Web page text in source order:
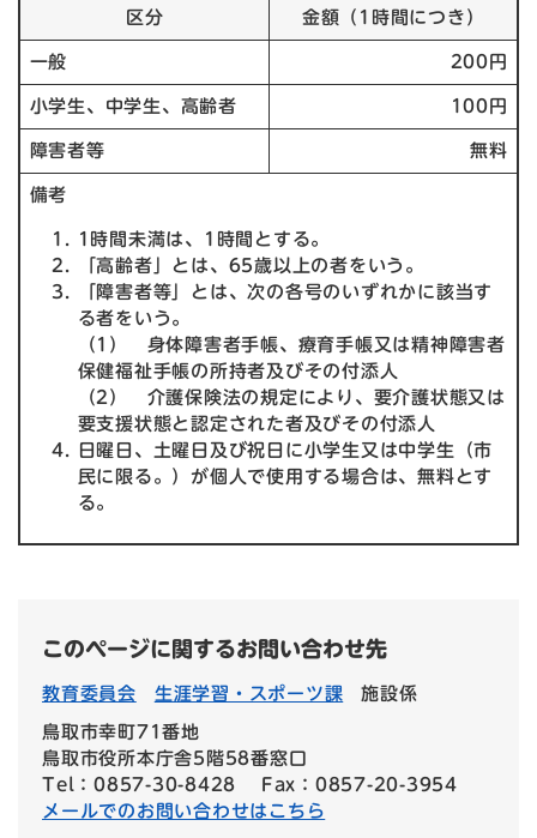
区分 金額（1時間につき）
一般 200円
小学生、中学生、高齢者 100円
障害者等 無料
備考
1時間未満は、1時間とする。
「高齢者」とは、65歳以上の者をいう。
「障害者等」とは、次の各号のいずれかに該当す
る者をいう。
（1） 身体障害者手帳、療育手帳又は精神障害者
保健福祉手帳の所持者及びその付添人
（2） 介護保険法の規定により、要介護状態又は
要支援状態と認定された者及びその付添人
日曜日、土曜日及び祝日に小学生又は中学生（市
民に限る。）が個人で使用する場合は、無料とす
る。
このページに関するお問い合わせ先
教育委員会 生涯学習・スポーツ課 施設係
鳥取市幸町71番地
鳥取市役所本庁舎5階58番窓口
Tel：0857-30-8428
Fax：0857-20-3954
メールでのお問い合わせはこちら